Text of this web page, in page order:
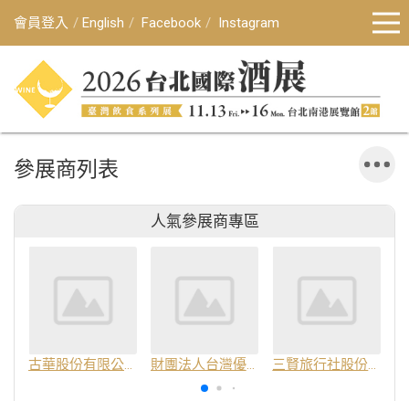
會員登入 English Facebook Instagram
參展商列表
人氣參展商專區
古華股份有限公司 財團法人台灣優良農產品發展協會 三賢旅行社股份有限公司